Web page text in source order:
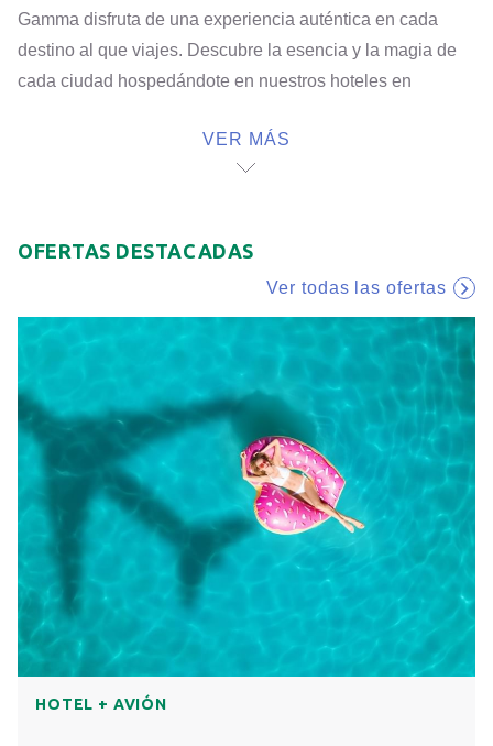
Gamma disfruta de una experiencia auténtica en cada
destino al que viajes. Descubre la esencia y la magia de
cada ciudad hospedándote en nuestros hoteles en
Te consentimos con detalles típicos y tradicionales de la
habitaciones, deléitate en nuestros restaurantes que te
prepararán la cocina típica o lo que más te guste de
nuestro menú internacional, asimismo contamos con
alberca, gimnasio, hermosos jardines, terraza, vistas
maravillosas, room service y salones para eventos.
Te fascinará vivir experiencias nuevas y auténticas en
espacios mexicanos; lugares que propician un encuentro
con la cultura de destinos entrañables a través de su
gastronomía, historia y tradiciones, porque las mayores
atracciones están siempre cerca de cada hotel. Ven y vive
un abanico de experiencias en los principales destinos de
la República Mexicana, con un servicio cálido y
casa. Tu viaje será inolvidable.
VER MÁS
OFERTAS DESTACADAS
Ver todas las ofertas
HOTEL + AVIÓN